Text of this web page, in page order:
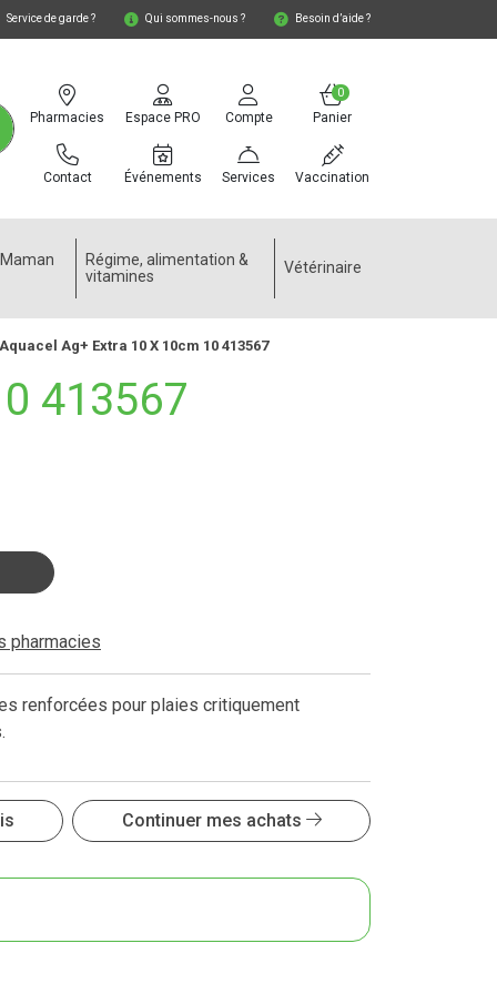
Service de garde ? Qui sommes-nous ? Besoin d’aide ?
Pharmacies
Contact
Espace PRO
Événements
Compte
Services
Panier
0
Vaccination
Régime, alimentation &
vitamines
Vétérinaire
Aquacel Ag+ Extra 10 X 10cm 10 413567
413567
pharmacies
renforcées pour plaies critiquement
Continuer mes achats